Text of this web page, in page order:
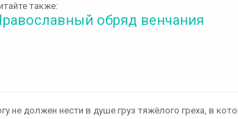
также:
обряд венчания
не должен нести в душе груз тяжёлого греха, в